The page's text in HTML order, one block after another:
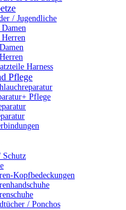
/ Jugendliche
Harness
Pflege
Pflege
Schutz
Kopfbedeckungen
/ Ponchos